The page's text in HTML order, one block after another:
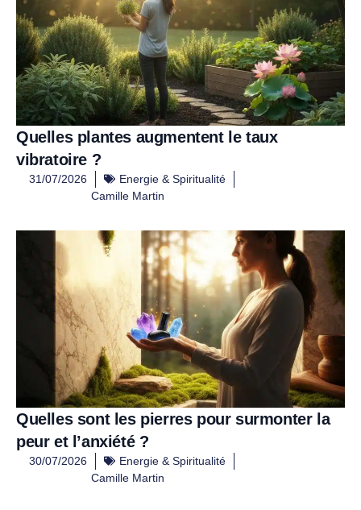
Quelles plantes augmentent le taux
vibratoire ?
31/07/2026
Energie & Spiritualité
Camille Martin
Quelles sont les pierres pour surmonter la
peur et l’anxiété ?
30/07/2026
Energie & Spiritualité
Camille Martin